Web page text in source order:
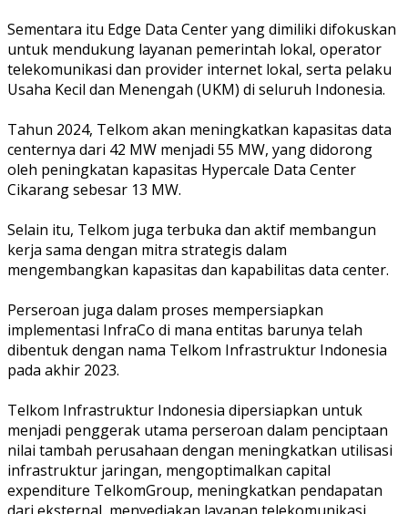
Sementara itu Edge Data Center yang dimiliki difokuskan
untuk mendukung layanan pemerintah lokal, operator
telekomunikasi dan provider internet lokal, serta pelaku
Usaha Kecil dan Menengah (UKM) di seluruh Indonesia.
Tahun 2024, Telkom akan meningkatkan kapasitas data
centernya dari 42 MW menjadi 55 MW, yang didorong
oleh peningkatan kapasitas Hypercale Data Center
Cikarang sebesar 13 MW.
Selain itu, Telkom juga terbuka dan aktif membangun
kerja sama dengan mitra strategis dalam
mengembangkan kapasitas dan kapabilitas data center.
Perseroan juga dalam proses mempersiapkan
implementasi InfraCo di mana entitas barunya telah
dibentuk dengan nama Telkom Infrastruktur Indonesia
pada akhir 2023.
Telkom Infrastruktur Indonesia dipersiapkan untuk
menjadi penggerak utama perseroan dalam penciptaan
nilai tambah perusahaan dengan meningkatkan utilisasi
infrastruktur jaringan, mengoptimalkan capital
expenditure TelkomGroup, meningkatkan pendapatan